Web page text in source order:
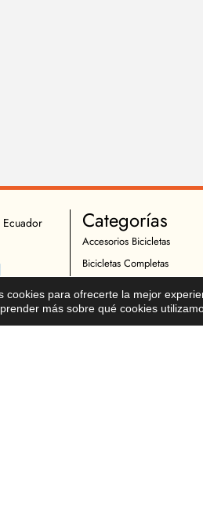
Ecuador Categorías
Accesorios Bicicletas
Bicicletas Completas
Indumentaria Ciclistas
Repuestos Bicicletas
cookies para ofrecerte la mejor
más sobre qué cookies